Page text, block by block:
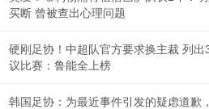
买断 曾被查出心理问题
硬刚足协！中超队官方要求换主裁 列出
议比赛：鲁能全上榜
韩国足协：为最近事件引发的疑虑道歉